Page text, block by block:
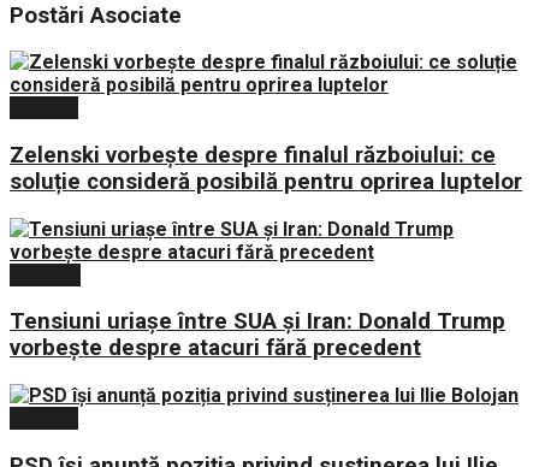
PostăriAsociate
Zelenski vorbește despre finalul războiului: ce
soluție consideră posibilă pentru oprirea luptelor
Tensiuni uriașe între SUA și Iran: Donald Trump
vorbește despre atacuri fără precedent